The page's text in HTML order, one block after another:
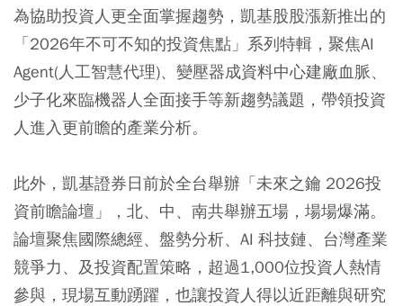
為協助投資人更全面掌握趨勢，凱基股股漲新推出的
「2026年不可不知的投資焦點」系列特輯，聚焦AI
Agent(人工智慧代理)、變壓器成資料中心建廠血脈、
少子化來臨機器人全面接手等新趨勢議題，帶領投資
人進入更前瞻的產業分析。
此外，凱基證券日前於全台舉辦「未來之鑰 2026投
資前瞻論壇」，北、中、南共舉辦五場，場場爆滿。
論壇聚焦國際總經、盤勢分析、AI 科技鏈、台灣產業
競爭力、及投資配置策略，超過1,000位投資人熱情
參與，現場互動踴躍，也讓投資人得以近距離與研究